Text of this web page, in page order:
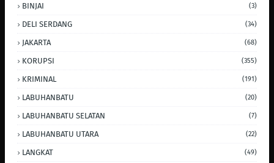
BINJAI (3)
DELI SERDANG (34)
JAKARTA (68)
KORUPSI (355)
KRIMINAL (191)
LABUHANBATU (20)
LABUHANBATU SELATAN (7)
LABUHANBATU UTARA (22)
LANGKAT (49)